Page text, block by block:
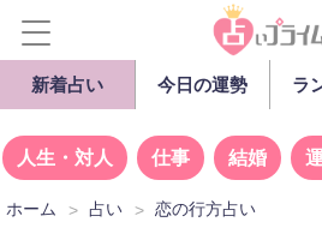
新着占い 今日の運勢 ラ
人生・対人 仕事 結婚
ホーム 占い 恋の行方占い